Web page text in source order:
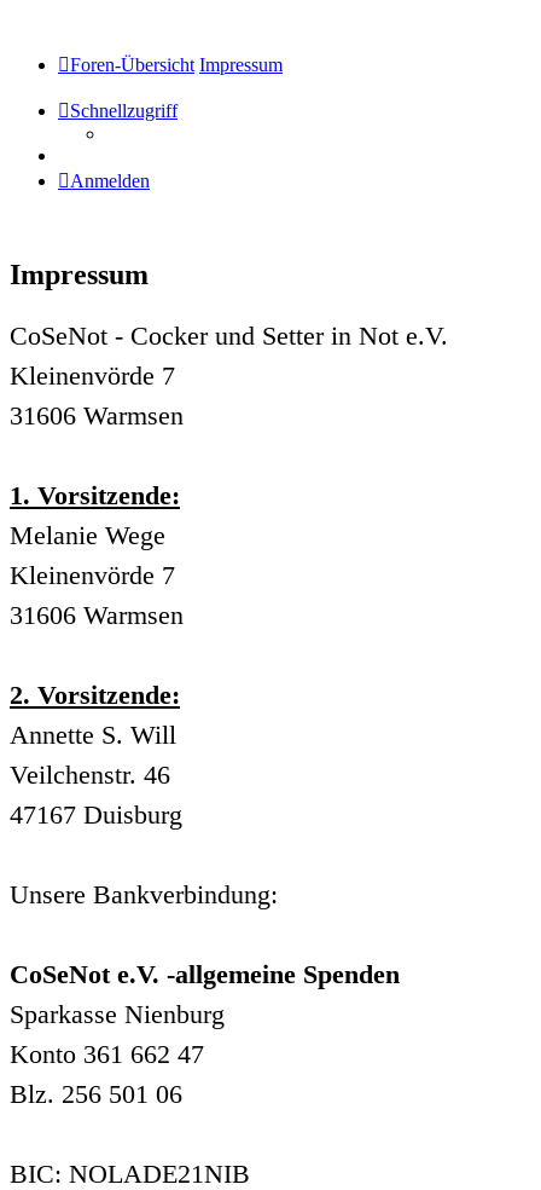
Foren-Übersicht Impressum
Schnellzugriff
Anmelden
Impressum
CoSeNot - Cocker und Setter in Not e.V.
Kleinenvörde 7
31606 Warmsen
1. Vorsitzende:
Melanie Wege
Kleinenvörde 7
31606 Warmsen
2. Vorsitzende:
Annette S. Will
Veilchenstr. 46
47167 Duisburg
Unsere Bankverbindung:
CoSeNot e.V. -allgemeine Spenden
Sparkasse Nienburg
Konto 361 662 47
Blz. 256 501 06
BIC: NOLADE21NIB